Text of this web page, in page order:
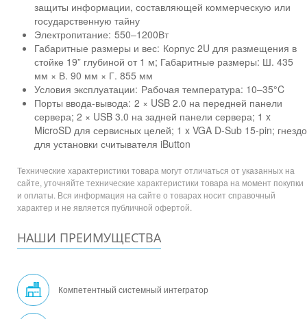
защиты информации, составляющей коммерческую или
государственную тайну
Электропитание: 550–1200Вт
Габаритные размеры и вес: Корпус 2U для размещения в
стойке 19” глубиной от 1 м; Габаритные размеры: Ш. 435
мм × В. 90 мм × Г. 855 мм
Условия эксплуатации: Рабочая температура: 10–35°C
Порты ввода-вывода: 2 × USB 2.0 на передней панели
сервера; 2 × USB 3.0 на задней панели сервера; 1 x
MicroSD для сервисных целей; 1 x VGA D-Sub 15-pin; гнездо
для установки считывателя iButton
Технические характеристики товара могут отличаться от указанных на
сайте, уточняйте технические характеристики товара на момент покупки
и оплаты. Вся информация на сайте о товарах носит справочный
характер и не является публичной офертой.
НАШИ ПРЕИМУЩЕСТВА
Компетентный системный интегратор